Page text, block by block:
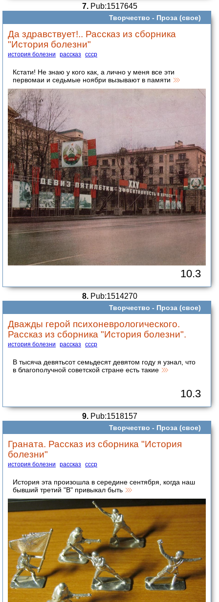
7.Pub:1517645
Творчество - Проза (свое)
Да здравствует!.. Рассказ из сборника
"История болезни"
история болезни рассказ ссср
Кстати! Не знаю у кого как, а лично у меня все эти
первомаи и седьмые ноябри вызывают в памяти
10.3
8.Pub:1514270
Творчество - Проза (свое)
Дважды герой психоневрологического.
Рассказ из сборника "История болезни".
история болезни рассказ ссср
В тысяча девятьсот семьдесят девятом году я узнал, что
в благополучной советской стране есть такие
10.3
9.Pub:1518157
Творчество - Проза (свое)
Граната. Рассказ из сборника "История
болезни"
история болезни рассказ ссср
История эта произошла в середине сентября, когда наш
бывший третий "В" привыкал быть